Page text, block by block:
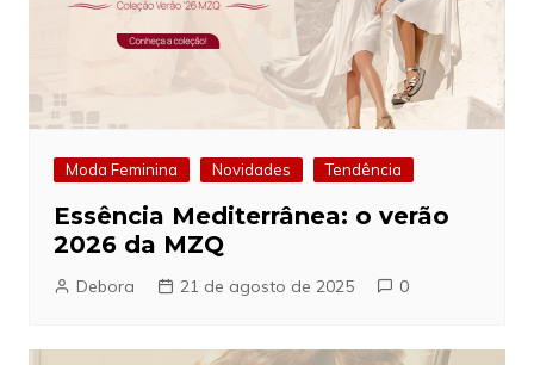
Moda Feminina Novidades Tendência
Essência Mediterrânea: o verão
2026 da MZQ
Debora 21 de agosto de 2025 0